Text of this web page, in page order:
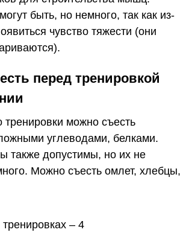
быть, но немного, так как из-
чувство тяжести (они
перед тренировкой
тренировки можно съесть
углеводами, белками.
также допустимы, но их не
Можно съесть омлет, хлебцы,